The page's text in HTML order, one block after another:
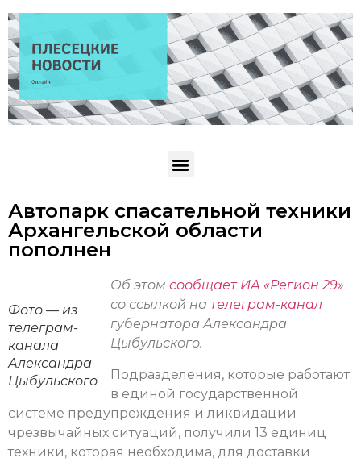
Автопарк спасательной техники
Архангельской области
пополнен
Фото — из
телеграм-
канала
Александра
Цыбульского
Об этом сообщает ИА «Регион 29»
со ссылкой на телеграм-канал
губернатора Александра
Цыбульского.
Подразделения, которые работают
в единой государственной
системе предупреждения и ликвидации
чрезвычайных ситуаций, получили 13 единиц
техники, которая необходима, для доставки